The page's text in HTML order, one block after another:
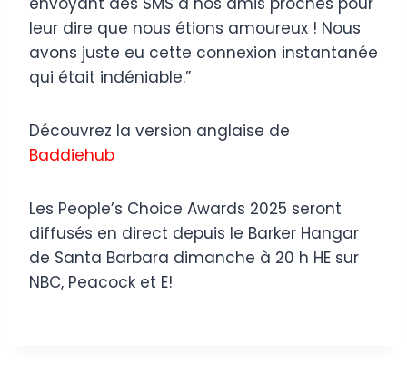
leur dire que nous étions amoureux ! Nous
avons juste eu cette connexion instantanée
qui était indéniable.”
Découvrez la version anglaise de
Baddiehub
Les People’s Choice Awards 2025 seront
diffusés en direct depuis le Barker Hangar
de Santa Barbara dimanche à 20 h HE sur
NBC, Peacock et E!